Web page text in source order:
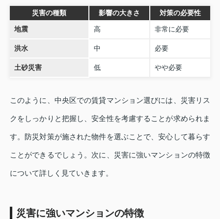
災害の種類 影響の大きさ 対策の必要性
地震 高 非常に必要
洪水 中 必要
土砂災害 低 やや必要
このように、中央区での賃貸マンション選びには、災害リス
クをしっかりと把握し、安全性を考慮することが求められま
す。防災対策が施された物件を選ぶことで、安心して暮らす
ことができるでしょう。次に、災害に強いマンションの特徴
について詳しく見ていきます。
災害に強いマンションの特徴